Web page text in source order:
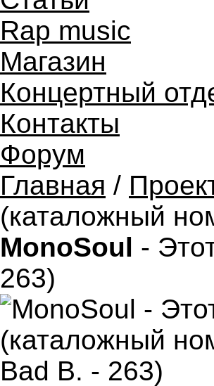
Rap music
Магазин
Концертный
Контакты
Форум
Главная /
(каталожный
MonoSoul -
263)